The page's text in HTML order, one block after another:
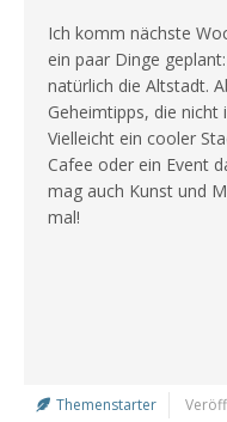
Ich komm nächste
ein paar Dinge
natürlich die Altstadt.
Geheimtipps, die nicht
Vielleicht ein cooler
Cafee oder ein Event
mag auch Kunst und
mal!
Themenstarter